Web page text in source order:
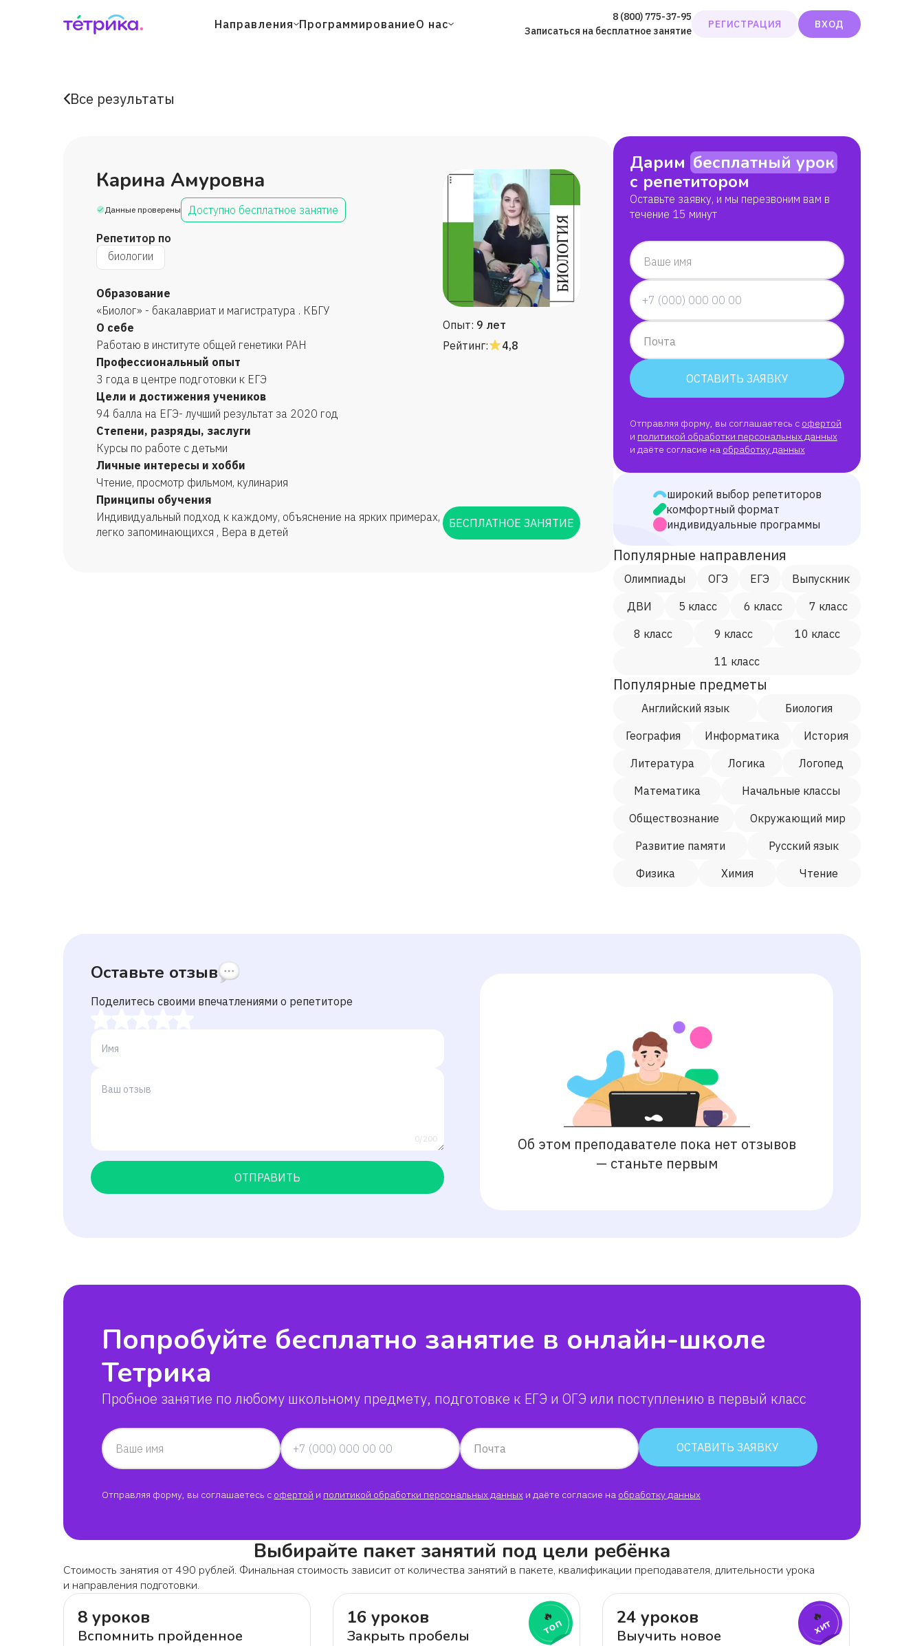
Направления ПрограммированиеО нас
8 (800) 775-37-95
Записаться на бесплатное занятие
РЕГИСТРАЦИЯ ВХОД
Все результаты
Карина Амуровна
Данные проверены Доступно бесплатное занятие
Репетитор по
биологии
Образование
«Биолог» - бакалавриат и магистратура . КБГУ
О себе
Работаю в институте общей генетики РАН
Профессиональный опыт
3 года в центре подготовки к ЕГЭ
Цели и достижения учеников
94 балла на ЕГЭ- лучший результат за 2020 год
Степени, разряды, заслуги
Курсы по работе с детьми
Личные интересы и хобби
Чтение, просмотр фильмом, кулинария
Принципы обучения
Индивидуальный подход к каждому, объяснение на ярких примерах,
легко запоминающихся , Вера в детей
Опыт: 9 лет
Рейтинг:
4,8
БЕСПЛАТНОЕ ЗАНЯТИЕ
Дарим бесплатный урок
с репетитором
Оставьте заявку, и мы перезвоним вам в
течение 15 минут
Ваше имя
Почта
ОСТАВИТЬ ЗАЯВКУ
Отправляя форму, вы соглашаетесь с офертой
и политикой обработки персональных данных
и даёте согласие на обработку данных
широкий выбор репетиторов
комфортный формат
индивидуальные программы
Популярные направления
Олимпиады ОГЭ ЕГЭ
Выпускник
ДВИ
5 класс 6 класс
7 класс
8 класс
9 класс
10 класс
11 класс
Популярные предметы
Английский язык
Биология
География
Информатика
История
Литература
Логика
Логопед
Математика
Начальные классы
Обществознание
Окружающий мир
Развитие памяти
Русский язык
Физика
Химия Чтение
Оставьте отзыв
Поделитесь своими впечатлениями о репетиторе
0/200
ОТПРАВИТЬ
Об этом преподавателе пока нет отзывов
— станьте первым
Попробуйте бесплатно занятие в онлайн-школе
Тетрика
Пробное занятие по любому школьному предмету, подготовке к ЕГЭ и ОГЭ или поступлению в первый класс
Ваше имя Почта ОСТАВИТЬ ЗАЯВКУ
Отправляя форму, вы соглашаетесь с офертой и политикой обработки персональных данных и даёте согласие на обработку данных
Выбирайте пакет занятий под цели ребёнка
Стоимость занятия от 490 рублей. Финальная стоимость зависит от количества занятий в пакете, квалификации преподавателя, длительности урока
и направления подготовки.
8 уроков
Вспомнить пройденное
16 уроков
Закрыть пробелы
🔥
топ 24 уроков
Выучить новое
🔥
хит